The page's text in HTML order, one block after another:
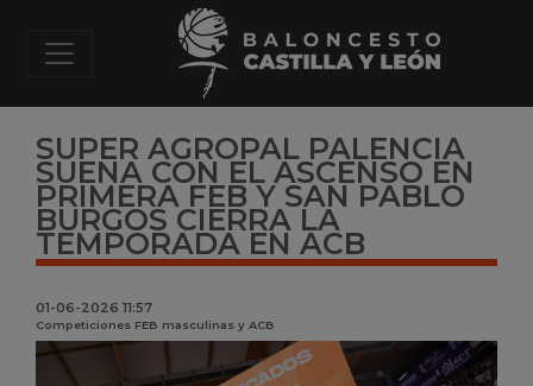
SUPER AGROPAL PALENCIA
SUEÑA CON EL ASCENSO EN
PRIMERA FEB Y SAN PABLO
BURGOS CIERRA LA
TEMPORADA EN ACB
01-06-2026 11:57
Competiciones FEB masculinas y ACB